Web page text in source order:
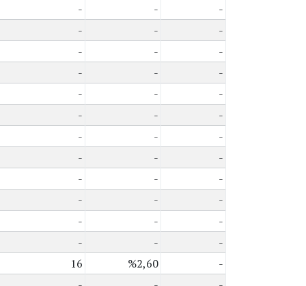
- -
-
- -
-
- -
-
- -
-
- -
-
- -
-
- -
-
- -
-
- -
-
- -
-
- -
-
- -
-
16 %2,60
-